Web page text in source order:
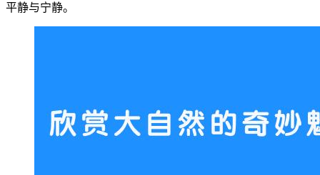
平静与宁静。